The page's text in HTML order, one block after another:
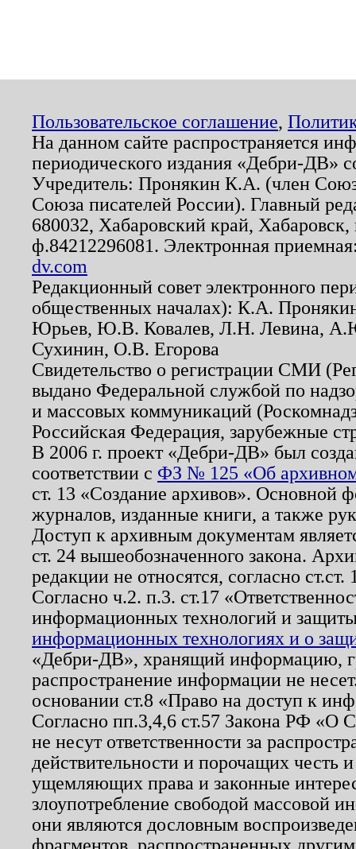
Пользовательское соглашение,
На данном сайте распространяется
периодического издания «Дебри-ДВ»
Учредитель: Пронякин К.А. (член
Союза писателей России). Главный
680032, Хабаровский край,
ф.84212296081. Электронная
dv.com
Редакционный совет электронного
общественных началах): К.А.
Юрьев, Ю.В. Ковалев, Л.Н. Левина,
Сухинин, О.В. Егорова
Свидетельство о регистрации СМИ
выдано Федеральной службой по
и массовых коммуникаций
Российская Федерация, зарубежные
В 2006 г. проект «Дебри-ДВ» был
соответствии с ФЗ № 125 «Об
ст. 13 «Создание архивов». Основной
журналов, изданные книги, а также
Доступ к архивным документам
ст. 24 вышеобозначенного закона.
редакции не относятся, согласно
Согласно ч.2. п.3. ст.17
информационных технологий и
информационных технологиях и о
«Дебри-ДВ», хранящий информацию,
распространение информации не
основании ст.8 «Право на доступ к
Согласно пп.3,4,6 ст.57 Закона РФ «О
не несут ответственности за
действительности и порочащих честь
ущемляющих права и законные
злоупотребление свободой массовой
они являются дословным
фрагментов, распространенных